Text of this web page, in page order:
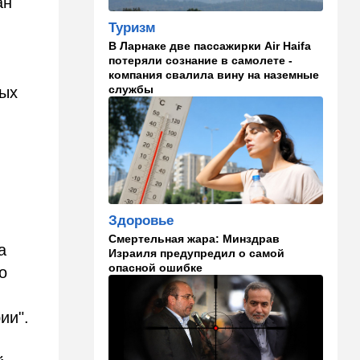
поддержку Ирана: война с
США меняет баланс сил
14:18 Мнения
"Это ваше туда-сюда
страшно раздражает"
14:06 Транспорт
Что изменилось в аэропорту
Бен-Гурион после войны:
безопасность и советы
пассажирам
13:58 Здоровье
Какие продукты помогают
легче переносить стресс:
что выяснили ученые
Туризм
В Ларнаке две пассажирки Air Haifa
потеряли сознание в самолете -
компания свалила вину на наземные
службы
Здоровье
Смертельная жара: Минздрав
Израиля предупредил о самой
опасной ошибке